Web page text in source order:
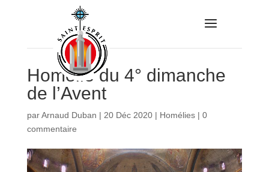
Homélie du 4° dimanche
de l’Avent
parArnaud Duban | 20 Déc 2020| Homélies| 0
commentaire